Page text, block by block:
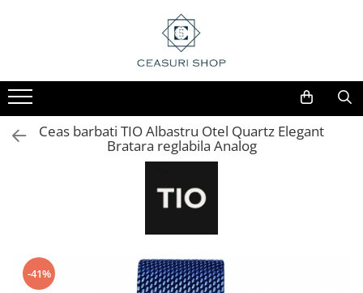
Ceas barbati TIO Albastru Otel Quartz Elegant
Bratara reglabila Analog
-41%